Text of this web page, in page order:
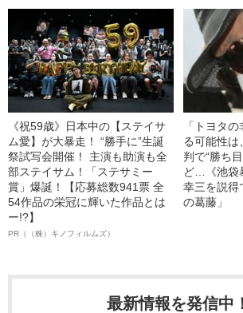
《祝59歳》日本中の【ステイサ
ム愛】が大暴走！ “勝手に”生誕
祭試写会開催！ 主演も助演も全
部ステイサム！「ステサミー
賞」爆誕！【応募総数941票 全
54作品の栄冠に輝いた作品とは
ー!?】
PR（（株）キノフィルムズ）
「トヨタ
る可能性は
判で“勝ち
ど…《池袋
幸三を説得
の葛藤」
最新情報を発信中！